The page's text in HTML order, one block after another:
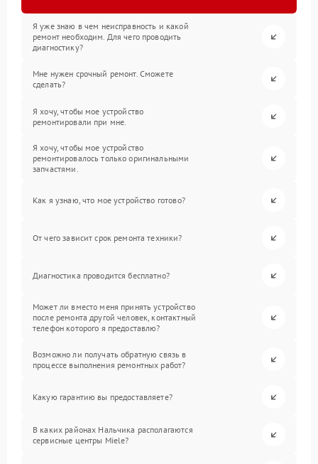
Я уже знаю в чем неисправность и какой
ремонт необходим. Для чего проводить
диагностику?
Мне нужен срочный ремонт. Сможете
сделать?
Я хочу, чтобы мое устройство
ремонтировали при мне.
Я хочу, чтобы мое устройство
ремонтировалось только оригинальными
запчастями.
Как я узнаю, что мое устройство готово?
От чего зависит срок ремонта техники?
Диагностика проводится бесплатно?
Может ли вместо меня принять устройство
после ремонта другой человек, контактный
телефон которого я предоставлю?
Возможно ли получать обратную связь в
процессе выполнения ремонтных работ?
Какую гарантию вы предоставляете?
В каких районах Нальчика располагаются
сервисные центры Miele?